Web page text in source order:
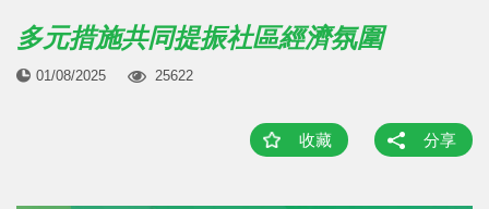
多元措施共同提振社區經濟氛圍
01/08/2025 25622
收藏 分享